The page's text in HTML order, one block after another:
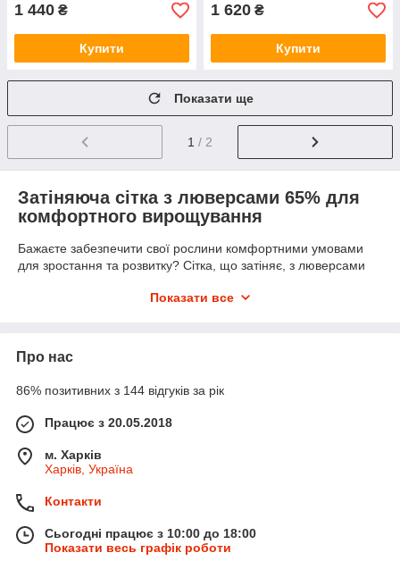
1 440 ₴
Купити
1 620 ₴
Купити
Показати ще
1 / 2
Затіняюча сітка з люверсами 65% для
комфортного вирощування
Бажаєте забезпечити свої рослини комфортними умовами
для зростання та розвитку? Сітка, що затіняє, з люверсами
помірне затінення, яке не дозволить пересихати і опікам
Застосування сітки, що затіняє, з люверсами
Сітка, що затіняє, з люверсами 65% ідеально підходить для
використання в овочівництві, парниках, садах, на дачі та в
інших місцях вирощування рослин. Вона також може
використовуватись на дитячих майданчиках та місцях
відпочинку для створення комфортної тіні.
Крім того, сітка з люверсами, що затіняє, може бути
використана як навіс на стоянці, що захистить ваш
автомобіль від сонячних променів і збереже його кузов в
ідеальному стані.
Показати все
Про нас
86% позитивних з 144 відгуків за рік
Працює з 20.05.2018
м. Харків
Харків, Україна
Контакти
Сьогодні працює з 10:00 до 18:00
Показати весь графік роботи